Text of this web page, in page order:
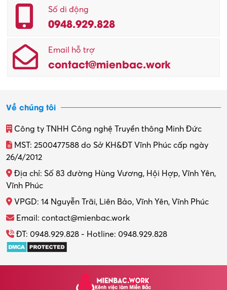
Số di động
0948.929.828
Email hỗ trợ
contact@mienbac.work
Về chúng tôi
Công ty TNHH Công nghệ Truyền thông Minh Đức
MST: 2500477588 do Sở KH&ĐT Vĩnh Phúc cấp ngày
26/4/2012
Địa chỉ: Số 83 đường Hùng Vương, Hội Hợp, Vĩnh Yên,
Vĩnh Phúc
VPGD: 14 Nguyễn Trãi, Liên Bảo, Vĩnh Yên, Vĩnh Phúc
Email: contact@mienbac.work
ĐT: 0948.929.828 - Hotline: 0948.929.828